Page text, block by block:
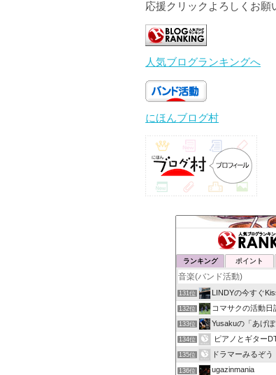
応援クリックよろしくお願
人気ブログランキングへ
にほんブログ村
ランキング ポイント
131位 LINDYの今すぐ
132位 コマサクの活動日
133位 Yusakuの「あげぽ
134位 ピアノとギター
135位 ドラマーみるぞう
136位 ugazinmania